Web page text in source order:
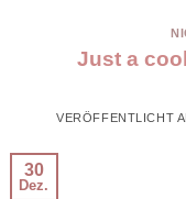
Just a
VERÖFFENTLICHT
30
Dez.